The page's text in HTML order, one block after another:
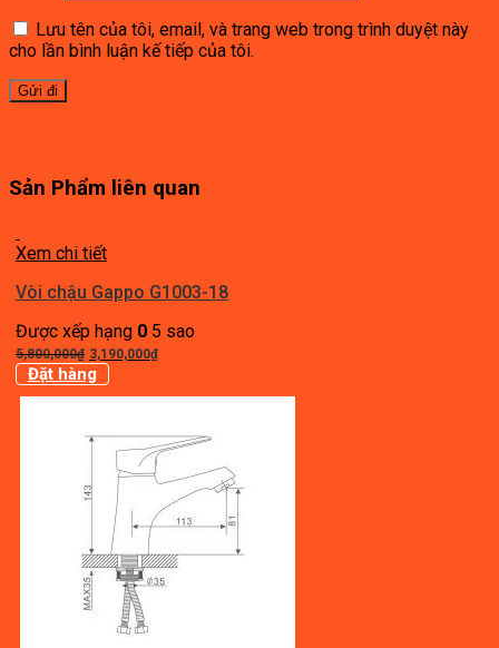
Lưu tên của tôi, email, và trang web trong trình duyệt này
cho lần bình luận kế tiếp của tôi.
Sản Phẩm liên quan
Xem chi tiết
Vòi chậu Gappo G1003-18
Được xếp hạng 05 sao
5,800,000₫ Giá
gốc
là:
3,190,000₫Giá
tại
3,190,000₫.
Đặt hàng